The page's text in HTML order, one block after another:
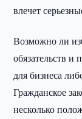
влечет
Возможно ли
обязательств
для бизнеса
Гражданское
несколько